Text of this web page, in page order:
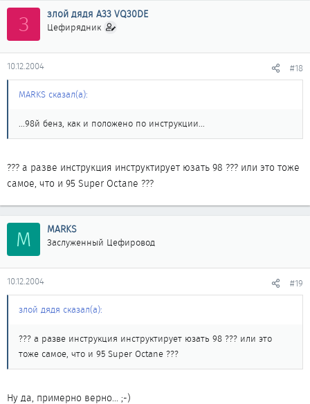
З злой дядя A33 VQ30DE
Цефирядник
10.12.2004 #18
MARKS сказал(а):
...98й бенз, как и положено по инструкции...
??? а разве инструкция инструктирует юзать 98 ??? или это тоже
самое, что и 95 Super Octane ???
M MARKS
Заслуженный Цефировод
10.12.2004 #19
злой дядя сказал(а):
??? а разве инструкция инструктирует юзать 98 ??? или это
тоже самое, что и 95 Super Octane ???
Ну да, примерно верно... ;-)